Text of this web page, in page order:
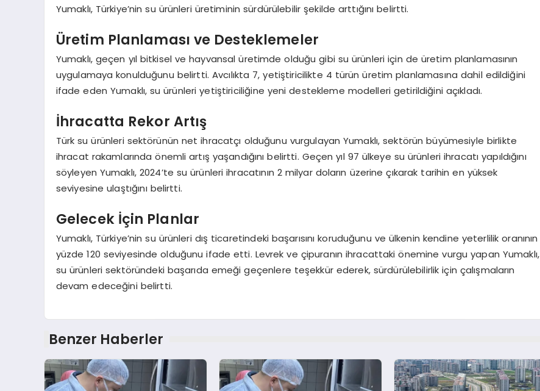
Yumaklı, Türkiye’nin su ürünleri üretiminin sürdürülebilir şekilde arttığını belirtti.
Üretim Planlaması ve Desteklemeler
Yumaklı, geçen yıl bitkisel ve hayvansal üretimde olduğu gibi su ürünleri için de üretim planlamasının
uygulamaya konulduğunu belirtti. Avcılıkta 7, yetiştiricilikte 4 türün üretim planlamasına dahil edildiğini
ifade eden Yumaklı, su ürünleri yetiştiriciliğine yeni destekleme modelleri getirildiğini açıkladı.
İhracatta Rekor Artış
Türk su ürünleri sektörünün net ihracatçı olduğunu vurgulayan Yumaklı, sektörün büyümesiyle birlikte
ihracat rakamlarında önemli artış yaşandığını belirtti. Geçen yıl 97 ülkeye su ürünleri ihracatı yapıldığını
söyleyen Yumaklı, 2024’te su ürünleri ihracatının 2 milyar doların üzerine çıkarak tarihin en yüksek
seviyesine ulaştığını belirtti.
Gelecek İçin Planlar
Yumaklı, Türkiye’nin su ürünleri dış ticaretindeki başarısını koruduğunu ve ülkenin kendine yeterlilik oranının
yüzde 120 seviyesinde olduğunu ifade etti. Levrek ve çipuranın ihracattaki önemine vurgu yapan Yumaklı,
su ürünleri sektöründeki başarıda emeği geçenlere teşekkür ederek, sürdürülebilirlik için çalışmaların
devam edeceğini belirtti.
Benzer Haberler